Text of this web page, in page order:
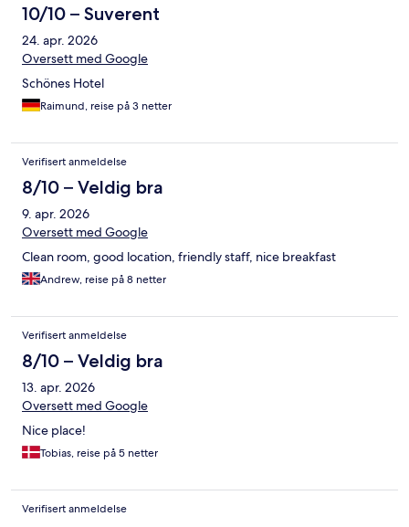
10/10 – Suverent
24. apr. 2026
Oversett med Google
Schönes Hotel
Raimund, reise på 3 netter
Verifisert anmeldelse
8/10 – Veldig bra
9. apr. 2026
Oversett med Google
Clean room, good location, friendly staff, nice breakfast
Andrew, reise på 8 netter
Verifisert anmeldelse
8/10 – Veldig bra
13. apr. 2026
Oversett med Google
Nice place!
Tobias, reise på 5 netter
Verifisert anmeldelse